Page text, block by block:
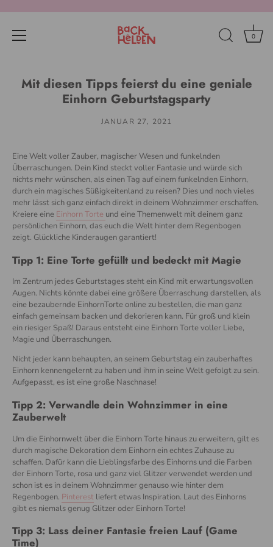
0
Mit diesen Tipps feierst du eine geniale
Einhorn Geburtstagsparty
JANUAR 27, 2021
Eine Welt voller Zauber, magischer Wesen und funkelnden
Überraschungen. Dein Kind steckt voller Fantasie und würde sich
nichts mehr wünschen, als einen Tag auf einem funkelnden Einhorn,
durch ein magisches Süßigkeitenland zu reisen? Dies und noch vieles
mehr lässt sich ganz einfach direkt in deinem Wohnzimmer erschaffen.
Kreiere eine Einhorn Torte und eine Themenwelt mit deinem ganz
persönlichen Einhorn, das euch die Welt hinter dem Regenbogen
zeigt. Glückliche Kinderaugengarantiert!
Tipp 1: Eine Torte gefüllt und bedeckt mit Magie
Im Zentrum jedes Geburtstages steht ein Kind mit erwartungsvollen
Augen. Nichts könnte dabei eine größere Überraschung darstellen, als
eine bezaubernde EinhornTorte online zu bestellen, die man ganz
einfachgemeinsam backen und dekorieren kann. Für groß und klein
ein riesiger Spaß! Daraus entsteht eine Einhorn Torte voller Liebe,
Magie und Überraschungen.
Nicht jeder kann behaupten, an seinem Geburtstag ein zauberhaftes
Einhorn kennengelernt zu haben und ihm in seine Welt gefolgt zu sein.
Aufgepasst, es ist eine große Naschnase!
Tipp 2: Verwandle dein Wohnzimmer in eine
Zauberwelt
Um die Einhornwelt über die Einhorn Torte hinaus zu erweitern, gilt es
durch magische Dekoration dem Einhorn ein echtes Zuhause zu
schaffen. Dafür kann die Lieblingsfarbe des Einhorns und die Farben
der Einhorn Torte, rosa und ganz viel Glitzer verwendet werden und
schon ist es in deinem Wohnzimmer genauso wie hinter dem
Regenbogen. Pinterest liefert etwas Inspiration. Laut des Einhorns
gibt es niemalsgenug Glitzer oder EinhornTorte!
Tipp 3: Lass deiner Fantasie freien Lauf (Game
Time)